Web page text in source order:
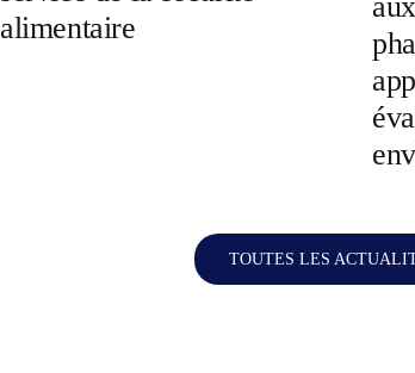
alimentaire
TOUTES LES